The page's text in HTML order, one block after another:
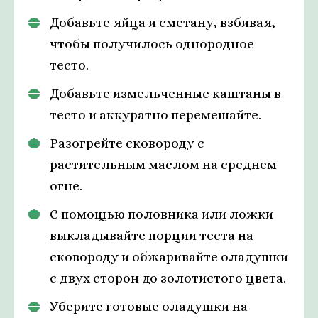
Добавьте яйца и сметану, взбивая,
чтобы получилось однородное
тесто.
Добавьте измельченные каштаны в
тесто и аккуратно перемешайте.
Разогрейте сковороду с
растительным маслом на среднем
огне.
С помощью половника или ложки
выкладывайте порции теста на
сковороду и обжаривайте оладушки
с двух сторон до золотистого цвета.
Уберите готовые оладушки на